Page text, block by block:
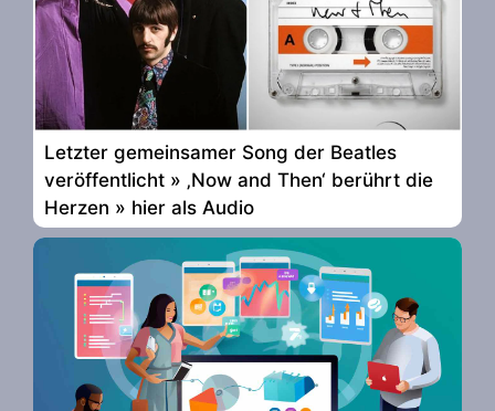
Letzter gemeinsamer Song der Beatles
veröffentlicht » ‚Now and Then‘ berührt die
Herzen » hier als Audio